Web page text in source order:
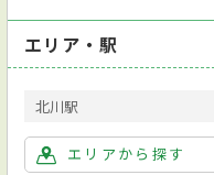
エリア・駅
北川駅
エリアから探す